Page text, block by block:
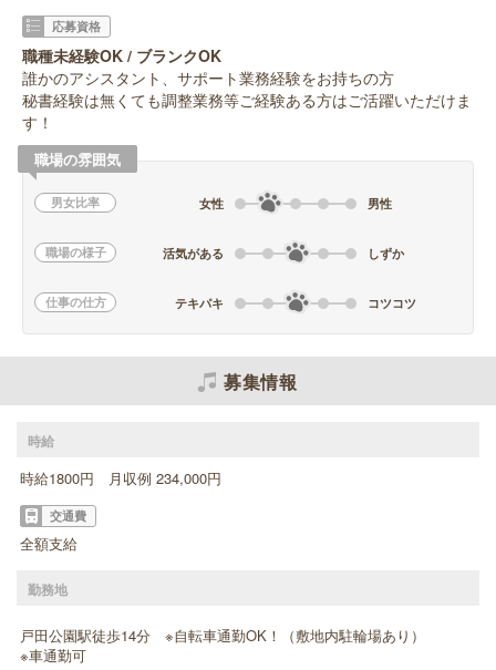
応募資格
職種未経験OK / ブランクOK
誰かのアシスタント、サポート業務経験をお持ちの方
秘書経験は無くても調整業務等ご経験ある方はご活躍いただけま
す！
職場の雰囲気
男女比率 女性 男性
職場の様子 活気がある しずか
仕事の仕方 テキパキ コツコツ
募集情報
時給
時給1800円 月収例 234,000円
交通費
全額支給
勤務地
戸田公園駅徒歩14分 ※自転車通勤OK！（敷地内駐輪場あり）
※車通勤可